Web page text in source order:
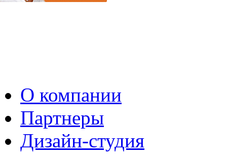
О компании
Партнеры
Дизайн-студия